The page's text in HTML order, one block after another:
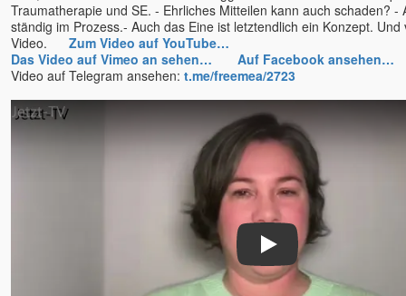
Traumatherapie und SE. - Ehrliches Mitteilen kann auch schaden? -
ständig im Prozess.- Auch das Eine ist letztendlich ein Konzept. Und
Video. Zum Video auf YouTube…
Das Video auf Vimeo an sehen…
Auf Facebook ansehen…
Video auf Telegram ansehen: t.me/freemea/2723
Play